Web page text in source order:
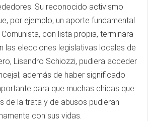
Su reconocido activismo
por ejemplo, un aporte fundamental
con lista propia, terminara
las elecciones legislativas locales de
Lisandro Schiozzi, pudiera acceder
además de haber significado
para que muchas chicas que
de la trata y de abusos pudieran
con sus vidas.